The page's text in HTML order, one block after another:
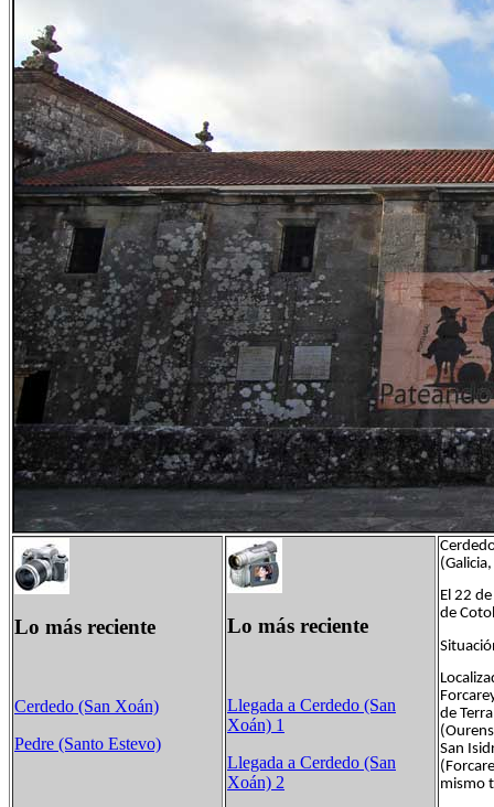
Lo más reciente
Cerdedo (San Xoán)
Pedre (Santo Estevo)
Lo más reciente
Llegada a Cerdedo (San
Xoán) 1
Llegada a Cerdedo (San
Xoán) 2
El 22
de
de
San
mismo